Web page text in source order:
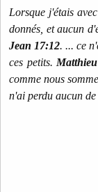
Lorsque j'étais
donnés, et aucun
Jean 17:12. ... ce
ces petits.
comme nous
n'ai perdu aucun